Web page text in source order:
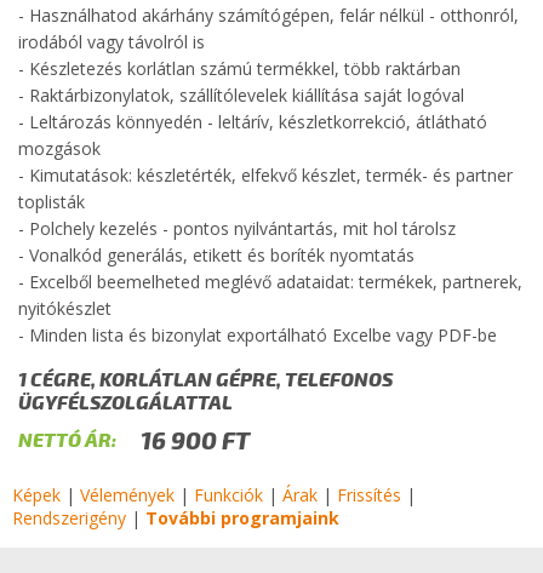
- Használhatod akárhány számítógépen, felár nélkül - otthonról,
irodából vagy távolról is
- Készletezés korlátlan számú termékkel, több raktárban
- Raktárbizonylatok, szállítólevelek kiállítása saját logóval
- Leltározás könnyedén - leltárív, készletkorrekció, átlátható
mozgások
- Kimutatások: készletérték, elfekvő készlet, termék- és partner
toplisták
- Polchely kezelés - pontos nyilvántartás, mit hol tárolsz
- Vonalkód generálás, etikett és boríték nyomtatás
- Excelből beemelheted meglévő adataidat: termékek, partnerek,
nyitókészlet
- Minden lista és bizonylat exportálható Excelbe vagy PDF-be
1 CÉGRE, KORLÁTLAN GÉPRE, TELEFONOS
ÜGYFÉLSZOLGÁLATTAL
NETTÓ ÁR:
16 900 FT
Képek | Vélemények | Funkciók | Árak | Frissítés |
Rendszerigény | További programjaink